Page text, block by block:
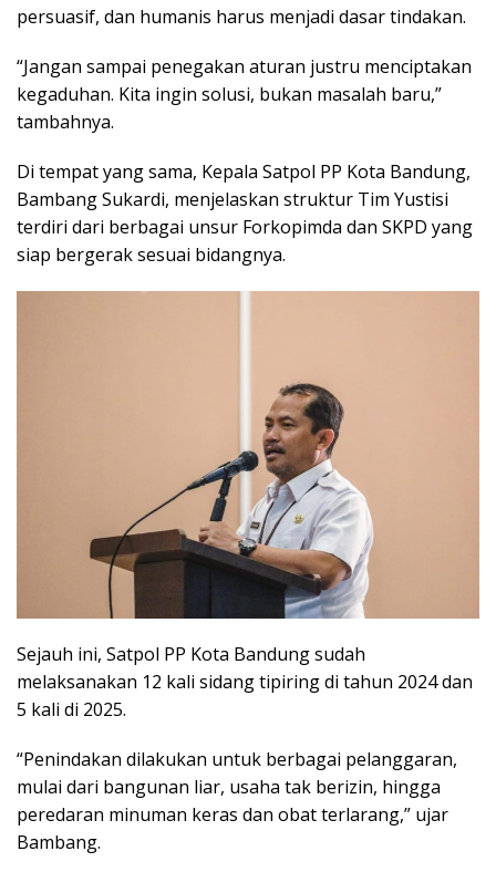
persuasif, dan humanis harus menjadi dasar tindakan.
“Jangan sampai penegakan aturan justru menciptakan
kegaduhan. Kita ingin solusi, bukan masalah baru,”
tambahnya.
Di tempat yang sama, Kepala Satpol PP Kota Bandung,
Bambang Sukardi, menjelaskan struktur Tim Yustisi
terdiri dari berbagai unsur Forkopimda dan SKPD yang
siap bergerak sesuai bidangnya.
Sejauh ini, Satpol PP Kota Bandung sudah
melaksanakan 12 kali sidang tipiring di tahun 2024 dan
5 kali di 2025.
“Penindakan dilakukan untuk berbagai pelanggaran,
mulai dari bangunan liar, usaha tak berizin, hingga
peredaran minuman keras dan obat terlarang,” ujar
Bambang.